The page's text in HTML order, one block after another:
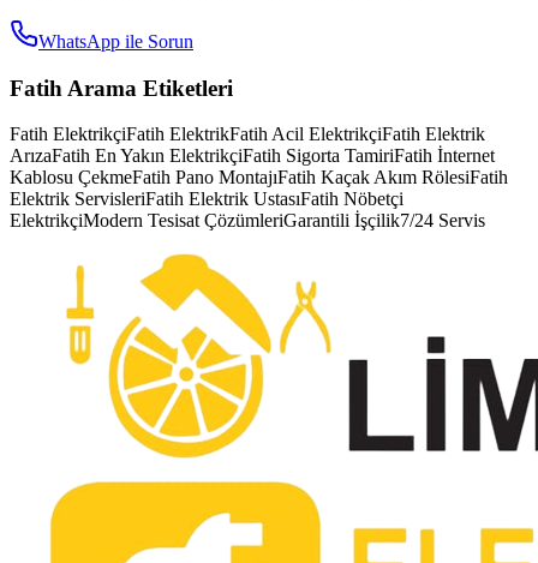
WhatsApp ile Sorun
Fatih Arama Etiketleri
Fatih ElektrikçiFatih ElektrikFatih Acil ElektrikçiFatih Elektrik
ArızaFatih En Yakın ElektrikçiFatih Sigorta TamiriFatih İnternet
Kablosu ÇekmeFatih Pano MontajıFatih Kaçak Akım RölesiFatih
Elektrik ServisleriFatih Elektrik UstasıFatih Nöbetçi
ElektrikçiModern Tesisat ÇözümleriGarantili İşçilik7/24 Servis